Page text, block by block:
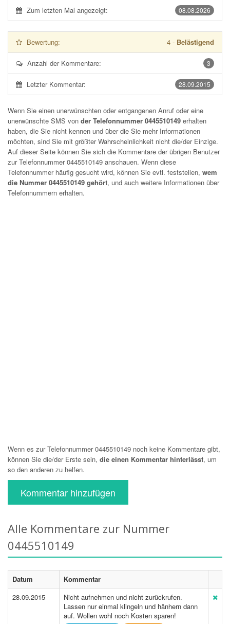
08.08.2026
Zum letzten Mal angezeigt:
Bewertung: 4 - Belästigend
3
Anzahl der Kommentare:
28.09.2015
Letzter Kommentar:
Wenn Sie einen unerwünschten oder entgangenen Anruf oder eine
unerwünschte SMS von der Telefonnummer 0445510149 erhalten
haben, die Sie nicht kennen und über die Sie mehr Informationen
möchten, sind Sie mit größter Wahrscheinlichkeit nicht die/der Einzige.
Auf dieser Seite können Sie sich die Kommentare der übrigen Benutzer
zur Telefonnummer0445510149 anschauen. Wenn diese
Telefonnummer häufig gesucht wird, können Sie evtl. feststellen, wem
die Nummer 0445510149 gehört, und auch weitere Informationen über
Telefonnummern erhalten.
Wenn es zur Telefonnummer 0445510149 noch keine Kommentare gibt,
können Sie die/der Erste sein, die einen Kommentar hinterlässt, um
so den anderen zu helfen.
Kommentar hinzufügen
Alle Kommentare zur Nummer
0445510149
Datum
Kommentar
28.09.2015
Nicht aufnehmen und nicht zurückrufen.
Lassen nur einmal klingeln und hänhern dann
auf. Wollen wohl noch Kosten sparen!